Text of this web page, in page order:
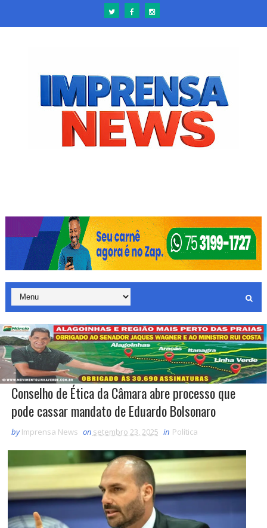
Conselho de Ética da Câmara abre processo que
pode cassar mandato de Eduardo Bolsonaro
by Imprensa News on setembro 23, 2025 in Política